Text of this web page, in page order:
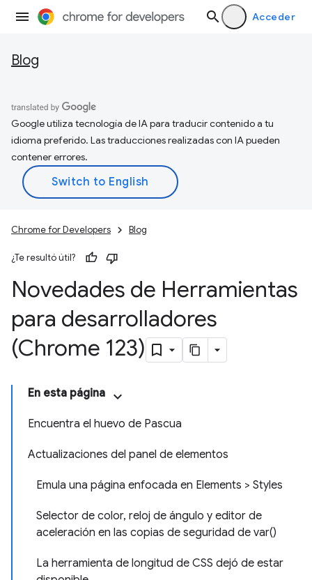
Acceder
Blog
Google utiliza tecnología de IA para traducir contenido a tu
idioma preferido. Las traducciones realizadas con IA pueden
contener errores.
Chrome for Developers Blog
¿Te resultó útil?
Novedades de Herramientas
para desarrolladores
(Chrome 123)
En esta página
Encuentra el huevo de Pascua
Actualizaciones del panel de elementos
Emula una página enfocada en Elements > Styles
Selector de color, reloj de ángulo y editor de
aceleración en las copias de seguridad de var()
La herramienta de longitud de CSS dejó de estar